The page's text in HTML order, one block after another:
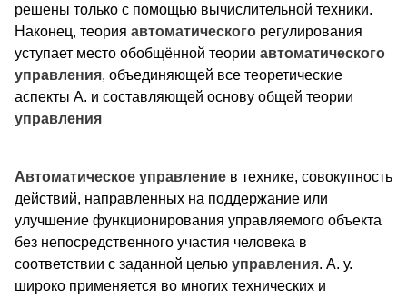
решены только с помощью вычислительной техники.
Наконец, теория автоматического регулирования
уступает место обобщённой теории автоматического
управления, объединяющей все теоретические
аспекты А. и составляющей основу общей теории
управления
Автоматическое управление в технике, совокупность
действий, направленных на поддержание или
улучшение функционирования управляемого объекта
без непосредственного участия человека в
соответствии с заданной целью управления. А. у.
широко применяется во многих технических и